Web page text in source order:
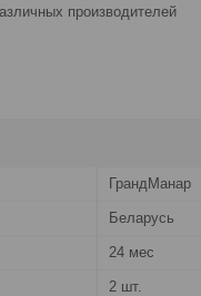
производителей
ГрандМанар
Беларусь
24 мес
2 шт.